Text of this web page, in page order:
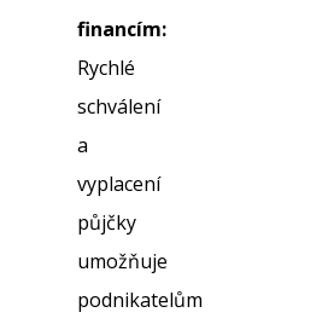
financím:
Rychlé
schválení
a
vyplacení
půjčky
umožňuje
podnikatelům